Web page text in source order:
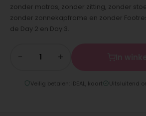
zonder matras, zonder zitting, zonder
zonder zonnekapframe en zonder
de Day 2 en Day 3.
− +
Veilig betalen: iDEAL, kaart Uitsluitend